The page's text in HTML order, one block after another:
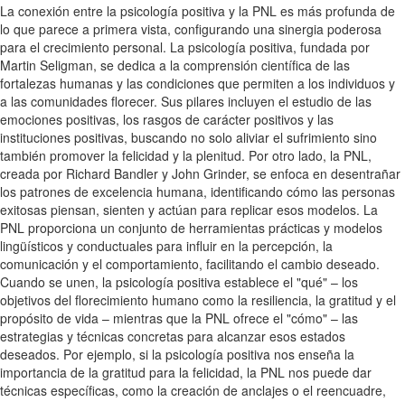
La conexión entre la psicología positiva y la PNL es más profunda de
lo que parece a primera vista, configurando una sinergia poderosa
para el crecimiento personal. La psicología positiva, fundada por
Martin Seligman, se dedica a la comprensión científica de las
fortalezas humanas y las condiciones que permiten a los individuos y
a las comunidades florecer. Sus pilares incluyen el estudio de las
emociones positivas, los rasgos de carácter positivos y las
instituciones positivas, buscando no solo aliviar el sufrimiento sino
también promover la felicidad y la plenitud. Por otro lado, la PNL,
creada por Richard Bandler y John Grinder, se enfoca en desentrañar
los patrones de excelencia humana, identificando cómo las personas
exitosas piensan, sienten y actúan para replicar esos modelos. La
PNL proporciona un conjunto de herramientas prácticas y modelos
lingüísticos y conductuales para influir en la percepción, la
comunicación y el comportamiento, facilitando el cambio deseado.
Cuando se unen, la psicología positiva establece el "qué" – los
objetivos del florecimiento humano como la resiliencia, la gratitud y el
propósito de vida – mientras que la PNL ofrece el "cómo" – las
estrategias y técnicas concretas para alcanzar esos estados
deseados. Por ejemplo, si la psicología positiva nos enseña la
importancia de la gratitud para la felicidad, la PNL nos puede dar
técnicas específicas, como la creación de anclajes o el reencuadre,